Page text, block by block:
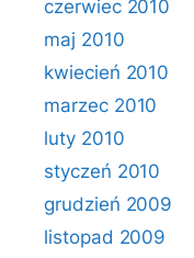
czerwiec 2010
maj 2010
kwiecień 2010
marzec 2010
luty 2010
styczeń 2010
grudzień 2009
listopad 2009